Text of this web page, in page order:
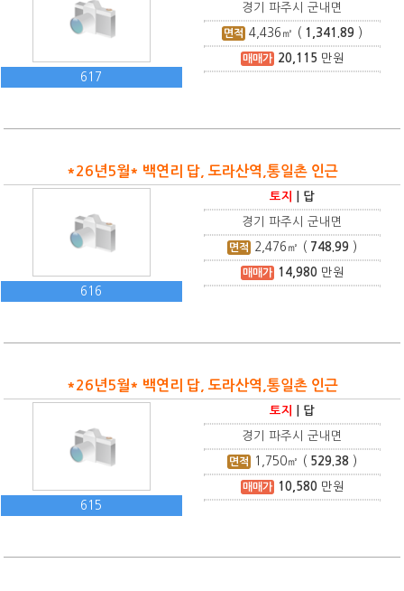
617
경기 파주시 군내면
면적 4,436 ㎡ ( 1,341.89 )
매매가 20,115 만원
*26년5월* 백연리 답, 도라산역,통일촌 인근
616
토지 답
경기 파주시 군내면
면적 2,476 ㎡ ( 748.99 )
매매가 14,980만원
*26년5월* 백연리 답, 도라산역,통일촌 인근
615
토지 답
경기 파주시 군내면
면적 1,750㎡ ( 529.38 )
매매가 10,580만원